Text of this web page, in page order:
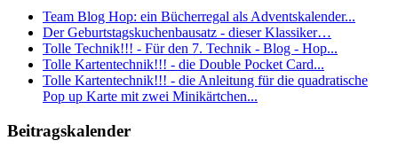
Team Blog Hop: ein Bücherregal als Adventskalender...
Der Geburtstagskuchenbausatz - dieser Klassiker…
Tolle Technik!!! - Für den 7. Technik - Blog - Hop...
Tolle Kartentechnik!!! - die Double Pocket Card...
Tolle Kartentechnik!!! - die Anleitung für die quadratische
Pop up Karte mit zwei Minikärtchen...
Beitragskalender